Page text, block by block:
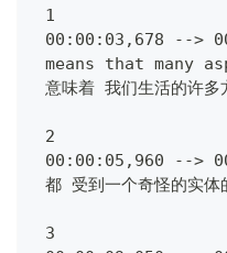
1
00:00:03,678 -->
means that many
意味着 我们生活的许多
2
00:00:05,960 -->
都 受到一个奇怪的实体
3